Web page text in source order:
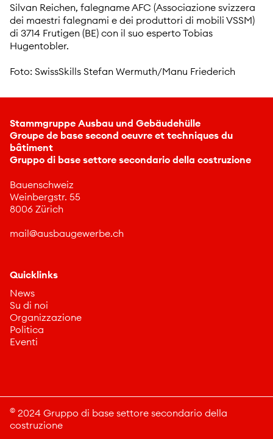
Silvan Reichen, falegname AFC (Associazione svizzera
dei maestri falegnami e dei produttori di mobili VSSM)
di 3714 Frutigen (BE) con il suo esperto Tobias
Hugentobler.
Foto: SwissSkills Stefan Wermuth/Manu Friederich
Stammgruppe Ausbau und Gebäudehülle
Groupe de base second oeuvre et techniques du
bâtiment
Gruppo di base settore secondario della costruzione
Bauenschweiz
Weinbergstr. 55
8006 Zürich
m l sb g w rb ch
Quicklinks
News
Su di noi
Organizzazione
Politica
Eventi
© 2024 Gruppo di base settore secondario della
costruzione